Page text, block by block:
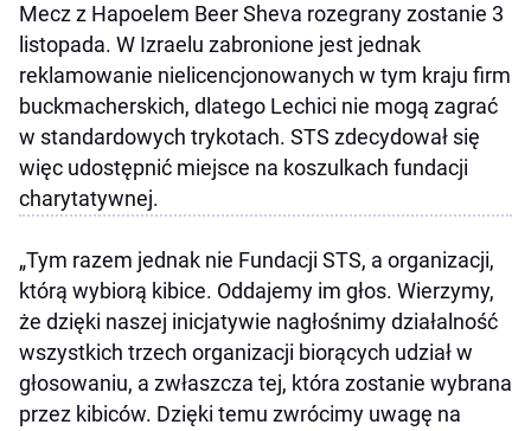
Mecz z Hapoelem Beer Sheva rozegrany zostanie 3
listopada. W Izraelu zabronione jest jednak
reklamowanie nielicencjonowanych w tym kraju firm
buckmacherskich, dlatego Lechici nie mogą zagrać
w standardowych trykotach. STS zdecydował się
więc udostępnić miejsce na koszulkach fundacji
charytatywnej.
„Tym razem jednak nie Fundacji STS, a organizacji,
którą wybiorą kibice. Oddajemy im głos. Wierzymy,
że dzięki naszej inicjatywie nagłośnimy działalność
wszystkich trzech organizacji biorących udział w
głosowaniu, a zwłaszcza tej, która zostanie wybrana
przez kibiców. Dzięki temu zwrócimy uwagę na